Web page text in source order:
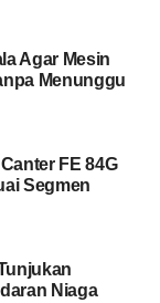
Agar Mesin
Menunggu
FE 84G
Segmen
Niaga